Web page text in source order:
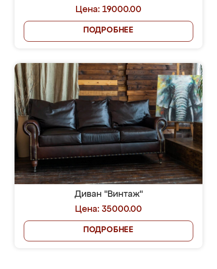
Цена: 19000.00
ПОДРОБНЕЕ
Диван "Винтаж"
Цена: 35000.00
ПОДРОБНЕЕ